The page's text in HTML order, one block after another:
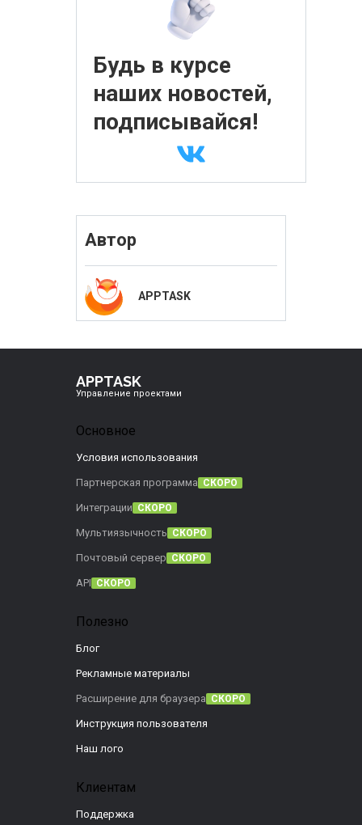
Будь в курсе
наших новостей,
подписывайся!
Автор
APPTASK
APPTASK
Управление проектами
Основное
Условия использования
Партнерская программа СКОРО
Интеграции СКОРО
Мультиязычность СКОРО
Почтовый сервер СКОРО
API СКОРО
Полезно
Блог
Рекламные материалы
Расширение для браузера СКОРО
Инструкция пользователя
Наш лого
Клиентам
Поддержка